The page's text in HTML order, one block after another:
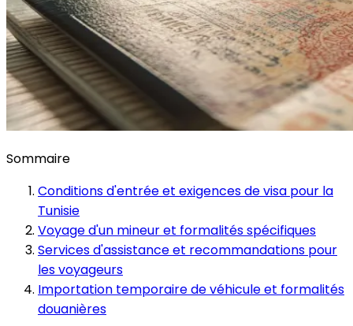
Sommaire
Conditions d'entrée et exigences de visa pour la
Tunisie
Voyage d'un mineur et formalités spécifiques
Services d'assistance et recommandations pour
les voyageurs
Importation temporaire de véhicule et formalités
douanières